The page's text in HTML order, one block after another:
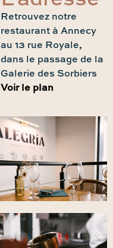
Retrouvez notre
restaurant à Annecy
au 13 rue Royale,
dans le passage de la
Galerie des Sorbiers
Voir le plan